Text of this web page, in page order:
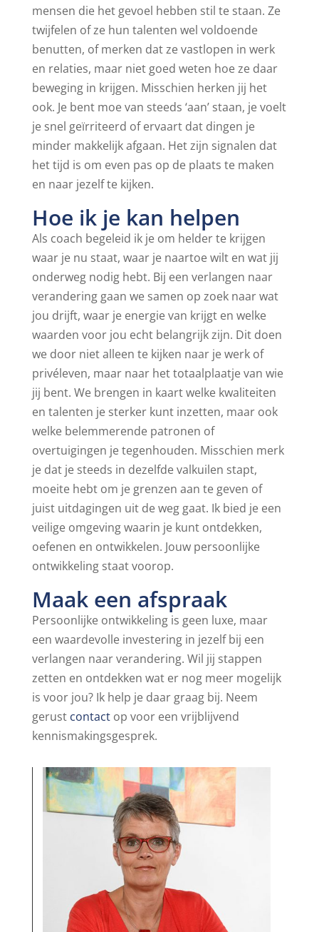
mensen die het gevoel hebben stil te staan. Ze
twijfelen of ze hun talenten wel voldoende
benutten, of merken dat ze vastlopen in werk
en relaties, maar niet goed weten hoe ze daar
beweging in krijgen. Misschien herken jij het
ook. Je bent moe van steeds ‘aan’ staan, je voelt
je snel geïrriteerd of ervaart dat dingen je
minder makkelijk afgaan. Het zijn signalen dat
het tijd is om even pas op de plaats te maken
en naar jezelf te kijken.
Hoe ik je kan helpen
Als coach begeleid ik je om helder te krijgen
waar je nu staat, waar je naartoe wilt en wat jij
onderweg nodig hebt. Bij een verlangen naar
verandering gaan we samen op zoek naar wat
jou drijft, waar je energie van krijgt en welke
waarden voor jou echt belangrijk zijn. Dit doen
we door niet alleen te kijken naar je werk of
privéleven, maar naar het totaalplaatje van wie
jij bent. We brengen in kaart welke kwaliteiten
en talenten je sterker kunt inzetten, maar ook
welke belemmerende patronen of
overtuigingen je tegenhouden. Misschien merk
je dat je steeds in dezelfde valkuilen stapt,
moeite hebt om je grenzen aan te geven of
juist uitdagingen uit de weg gaat. Ik bied je een
veilige omgeving waarin je kunt ontdekken,
oefenen en ontwikkelen. Jouw persoonlijke
ontwikkeling staat voorop.
Maak een afspraak
Persoonlijke ontwikkeling is geen luxe, maar
een waardevolle investering in jezelf bij een
verlangen naar verandering. Wil jij stappen
zetten en ontdekken wat er nog meer mogelijk
is voor jou? Ik help je daar graag bij. Neem
gerust contactop voor een vrijblijvend
kennismakingsgesprek.